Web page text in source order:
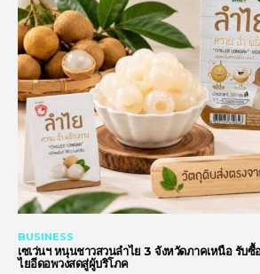
BUSINESS
เซเว่นฯ หนุนชาวสวนลำไย 3 จังหวัดภาคเหนือ รับ
ไยอีดอพวงสดสู่ผู้บริโภค